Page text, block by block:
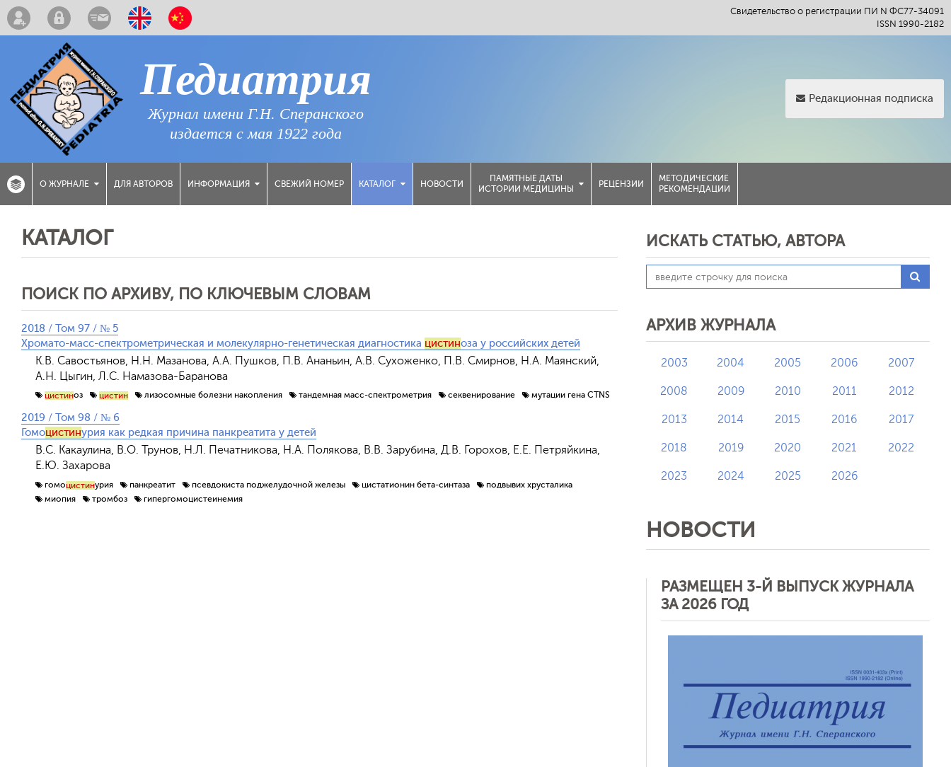
Свидетельство о регистрации ПИ N ФС77-34091
ISSN 1990-2182
Педиатрия
Журнал имени Г.Н. Сперанского
издается с мая 1922 года
Редакционная подписка
О ЖУРНАЛЕ ДЛЯ АВТОРОВ ИНФОРМАЦИЯ СВЕЖИЙ НОМЕР КАТАЛОГ НОВОСТИ
ПАМЯТНЫЕ ДАТЫ
ИСТОРИИ МЕДИЦИНЫ
РЕЦЕНЗИИ
МЕТОДИЧЕСКИЕ
РЕКОМЕНДАЦИИ
КАТАЛОГ
ПОИСК ПО АРХИВУ, ПО КЛЮЧЕВЫМ СЛОВАМ
2018 / Том 97 / № 5
Хромато-масс-спектрометрическая и молекулярно-генетическая диагностика цистиноза у российских детей
К.В. Савостьянов, Н.Н. Мазанова, А.А. Пушков, П.В. Ананьин, А.В. Сухоженко, П.В. Смирнов, Н.А. Маянский,
А.Н. Цыгин, Л.С. Намазова-Баранова
цистиноз цистин лизосомные болезни накопления тандемная масс-спектрометрия секвенирование мутации гена CTNS
2019 / Том 98 / № 6
Гомоцистинурия как редкая причина панкреатита у детей
В.С. Какаулина, В.О. Трунов, Н.Л. Печатникова, Н.А. Полякова, В.В. Зарубина, Д.В. Горохов, Е.Е. Петряйкина,
Е.Ю. Захарова
гомоцистинурия панкреатит псевдокиста поджелудочной железы цистатионин бета-синтаза
подвывих хрусталика
миопия
тромбоз гипергомоцистеинемия
ИСКАТЬ СТАТЬЮ, АВТОРА
АРХИВ ЖУРНАЛА
2003 2004 2005 2006 2007
2008 2009 2010 2011 2012
2013 2014 2015 2016 2017
2018 2019 2020 2021 2022
2023 2024 2025 2026
НОВОСТИ
РАЗМЕЩЕН 3-Й ВЫПУСК ЖУРНАЛА
ЗА 2026 ГОД